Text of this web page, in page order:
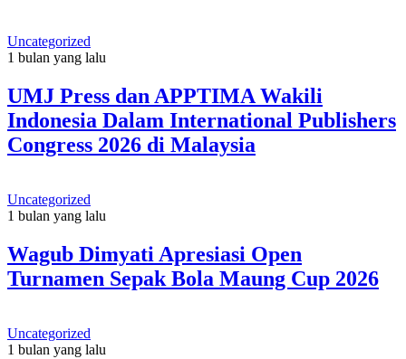
Uncategorized
1 bulan yang lalu
UMJ Press dan APPTIMA Wakili
Indonesia Dalam International Publishers
Congress 2026 di Malaysia
Uncategorized
1 bulan yang lalu
Wagub Dimyati Apresiasi Open
Turnamen Sepak Bola Maung Cup 2026
Uncategorized
1 bulan yang lalu